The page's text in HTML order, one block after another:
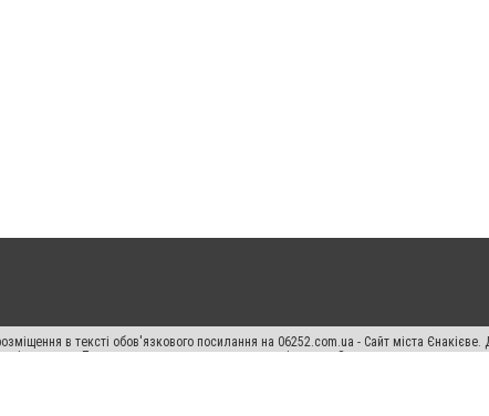
в тексті обов'язкового посилання на 06252.com.ua - Сайт міста
джерела. Порушення виняткових прав переслідується Законом.